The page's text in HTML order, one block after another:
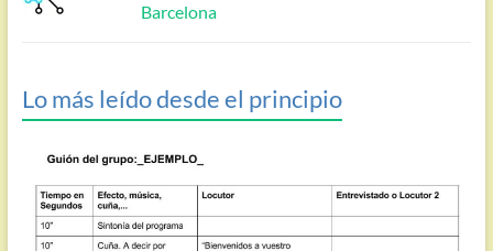
Barcelona
Lo más leído desde el principio